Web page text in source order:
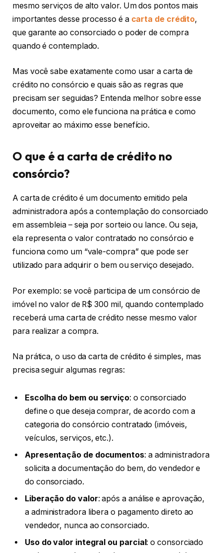
mesmo serviços de alto valor. Um dos pontos mais
importantes desse processo é a carta de crédito,
que garante ao consorciado o poder de compra
quando é contemplado.
Mas você sabe exatamente como usar a carta de
crédito no consórcio e quais são as regras que
precisam ser seguidas? Entenda melhor sobre esse
documento, como ele funciona na prática e como
aproveitar ao máximo esse benefício.
O que é a carta de crédito no
consórcio?
A carta de crédito é um documento emitido pela
administradora após a contemplação do consorciado
em assembleia – seja por sorteio ou lance. Ou seja,
ela representa o valor contratado no consórcio e
funciona como um “vale-compra” que pode ser
utilizado para adquirir o bem ou serviço desejado.
Por exemplo: se você participa de um consórcio de
imóvel no valor de R$ 300 mil, quando contemplado
receberá uma carta de crédito nesse mesmo valor
para realizar a compra.
Na prática, o uso da carta de crédito é simples, mas
precisa seguir algumas regras:
Escolha do bem ou serviço: o consorciado
define o que deseja comprar, de acordo com a
categoria do consórcio contratado (imóveis,
veículos, serviços, etc.).
Apresentação de documentos: a administradora
solicita a documentação do bem, do vendedor e
do consorciado.
Liberação do valor: após a análise e aprovação,
a administradora libera o pagamento direto ao
vendedor, nunca ao consorciado.
Uso do valor integral ou parcial: o consorciado